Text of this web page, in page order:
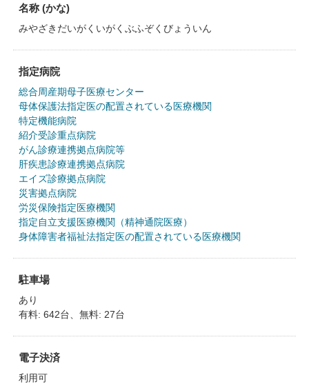
名称 (かな)
みやざきだいがくいがくぶふぞくびょういん
指定病院
総合周産期母子医療センター
母体保護法指定医の配置されている医療機関
特定機能病院
紹介受診重点病院
がん診療連携拠点病院等
肝疾患診療連携拠点病院
エイズ診療拠点病院
災害拠点病院
労災保険指定医療機関
指定自立支援医療機関（精神通院医療）
身体障害者福祉法指定医の配置されている医療機関
駐車場
あり
有料: 642台、無料: 27台
電子決済
利用可